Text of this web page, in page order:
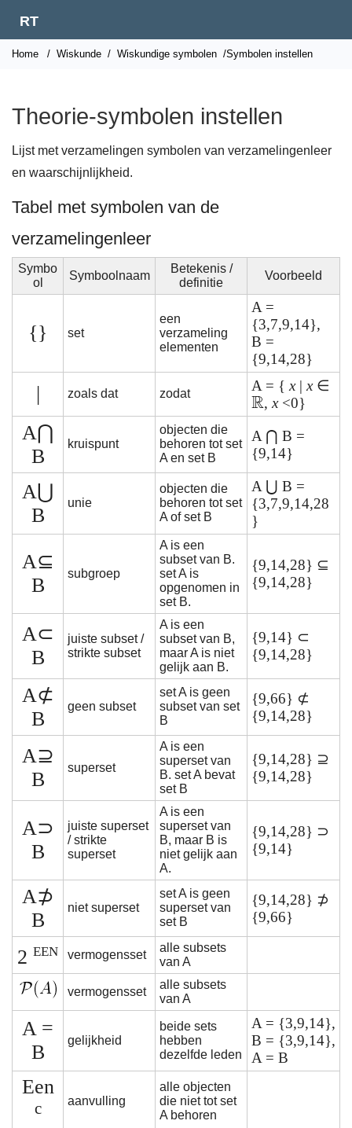
RT
Home / Wiskunde / Wiskundige symbolen /Symbolen instellen
Theorie-symbolen instellen
Lijst met verzamelingen symbolen van verzamelingenleer
en waarschijnlijkheid.
Tabel met symbolen van de
verzamelingenleer
Symbo
ol
Symboolnaam
Betekenis /
definitie
Voorbeeld
{} set
een
verzameling
elementen
A =
{3,7,9,14},
B =
{9,14,28}
| zoals dat zodat A = { x| x∈
, x<0}
A⋂
B
kruispunt
objecten die
behoren tot set
A en set B
A ⋂ B =
{9,14}
A⋃
B
unie
objecten die
behoren tot set
A of set B
A ⋃ B =
{3,7,9,14,28
}
A⊆
B
subgroep
A is een
subset van B.
set A is
opgenomen in
set B.
{9,14,28} ⊆
{9,14,28}
A⊂
B
juiste subset /
strikte subset
A is een
subset van B,
maar A is niet
gelijk aan B.
{9,14} ⊂
{9,14,28}
A⊄
B
geen subset
set A is geen
subset van set
B
{9,66} ⊄
{9,14,28}
A⊇
B
superset
A is een
superset van
B. set A bevat
set B
{9,14,28} ⊇
{9,14,28}
A⊃
B
juiste superset
/ strikte
superset
A is een
superset van
B, maar B is
niet gelijk aan
A.
{9,14,28} ⊃
{9,14}
A⊅
B
niet superset
set A is geen
superset van
set B
{9,14,28} ⊅
{9,66}
2 EEN vermogensset
alle subsets
van A
vermogensset
alle subsets
van A
A =
B
gelijkheid
beide sets
hebben
dezelfde leden
A = {3,9,14},
B = {3,9,14},
A = B
Een
c aanvulling
alle objecten
die niet tot set
A behoren